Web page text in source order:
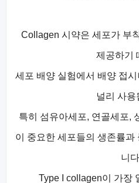
Collagen 시약은 세포가 부
제공하기
세포 배양 실험에서 배양 접
널리 사용
특히 섬유아세포, 연골세포,
이 중요한 세포들의 생존률
니
Type I collagen이 가장